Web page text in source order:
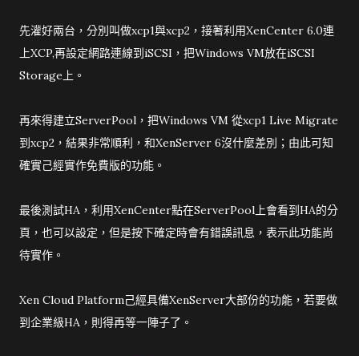
先灌好兩台，分別叫做xcp1與xcp2，接著利用XenCenter 6.0連
上XCP,再設定網路連線到iSCSI，把Windows VM放在iSCSI
Storage上。
再來得建立ServerPool，把Windows VM 從xcp1 Live Migrate
到xcp2，結果非常順利，和XenServer 6沒什麼差別；由此可知
確實己經實作免費版的功能。
最後測試HA，利用XenCenter點在ServerPool上會看到HA的分
頁，也可以設定，但是按下確定時會有錯誤訊息，表示此功能尚
待實作。
Xen Cloud Platform己經具備XenServer大部份的功能，若要做
到企業級HA，則得再等一陣子了。